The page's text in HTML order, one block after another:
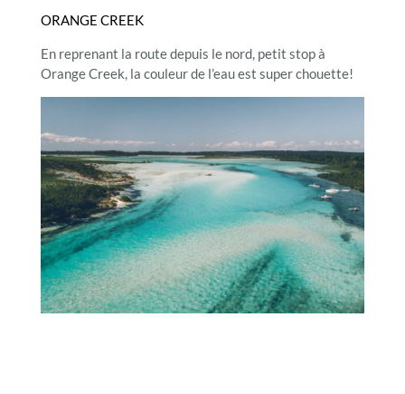
ORANGE CREEK
En reprenant la route depuis le nord, petit stop à
Orange Creek, la couleur de l’eau est super chouette!